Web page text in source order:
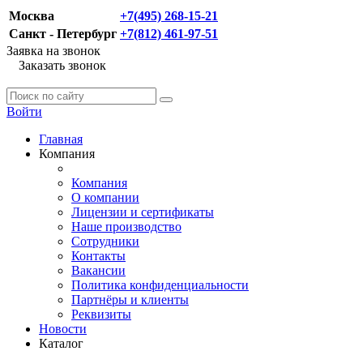
Москва
+7(495) 268-15-21
Санкт - Петербург +7(812) 461-97-51
Заявка на звонок
Заказать звонок
Войти
Главная
Компания
Компания
О компании
Лицензии и сертификаты
Наше производство
Сотрудники
Контакты
Вакансии
Политика конфиденциальности
Партнёры и клиенты
Реквизиты
Новости
Каталог